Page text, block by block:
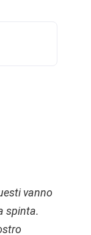
vanno
spinta.